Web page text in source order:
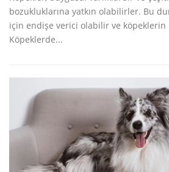
bozukluklarına yatkın olabilirler. Bu
için endişe verici olabilir ve köpeklerin
Köpeklerde...